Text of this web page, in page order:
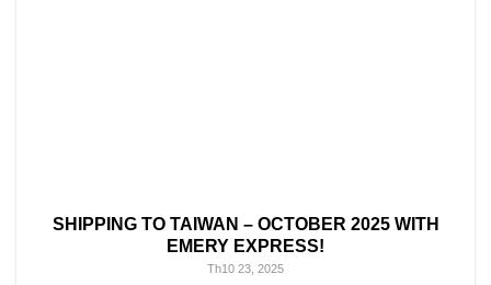
SHIPPING TO TAIWAN – OCTOBER 2025 WITH
EMERY EXPRESS!
Th10 23, 2025